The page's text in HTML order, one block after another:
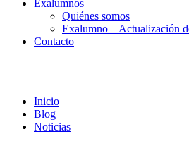
Exalumnos
Quiénes somos
Exalumno – Actualización
Contacto
Inicio
Blog
Noticias